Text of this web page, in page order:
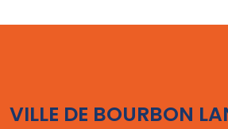
VILLE DE BOURBON